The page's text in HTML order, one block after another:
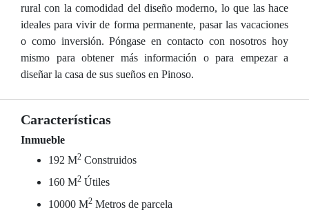
rural con la comodidad del diseño moderno, lo que las hace
ideales para vivir de forma permanente, pasar las vacaciones
o como inversión. Póngase en contacto con nosotros hoy
mismo para obtener más información o para empezar a
diseñar la casa de sus sueños en Pinoso.
Características
Inmueble
192 M2 Construidos
160 M2 Útiles
10000 M2 Metros de parcela